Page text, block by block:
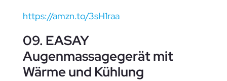
https://amzn.to/3sH1raa
09. EASAY
Augenmassagegerät mit
Wärme und Kühlung